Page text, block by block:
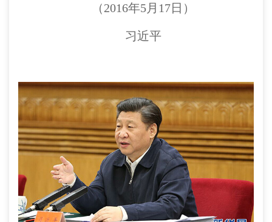
（2016年5月17日）
习近平